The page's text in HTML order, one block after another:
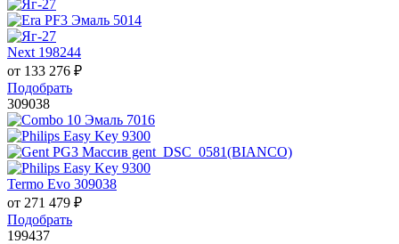
Next 198244
от 133 276 ₽
Подобрать
309038
Termo Evo 309038
от 271 479 ₽
Подобрать
199437